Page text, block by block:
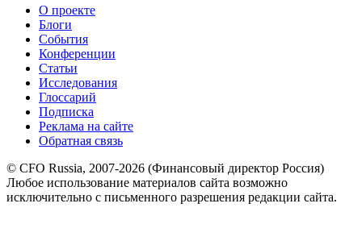
О проекте
Блоги
События
Конференции
Статьи
Исследования
Глоссарий
Подписка
Реклама на сайте
Обратная связь
© CFO Russia, 2007-2026 (Финансовый директор Россия)
Любое использование материалов сайта возможно
исключительно с письменного разрешения редакции сайта.